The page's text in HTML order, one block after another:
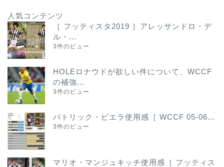
人気コンテンツ
［ フッティスタ2019 ］アレッサンドロ・デ
ル・...
3件のビュー
HOLEロナウドが欲しい件について、WCCF
の補強...
3件のビュー
パトリック・ビエラ使用感［ WCCF 05-06...
3件のビュー
マリオ・マンジュキッチ使用感［ フッティス